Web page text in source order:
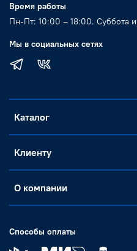
Время работы
Пн-Пт: 10:00 – 18:00. Суббота
Мы в социальных сетях
Каталог
Клиенту
О компании
Способы оплаты